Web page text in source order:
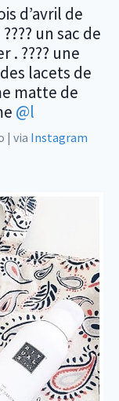
d’avril de
???? un sac de
. ???? une
lacets de
matte de
@l
| via Instagram